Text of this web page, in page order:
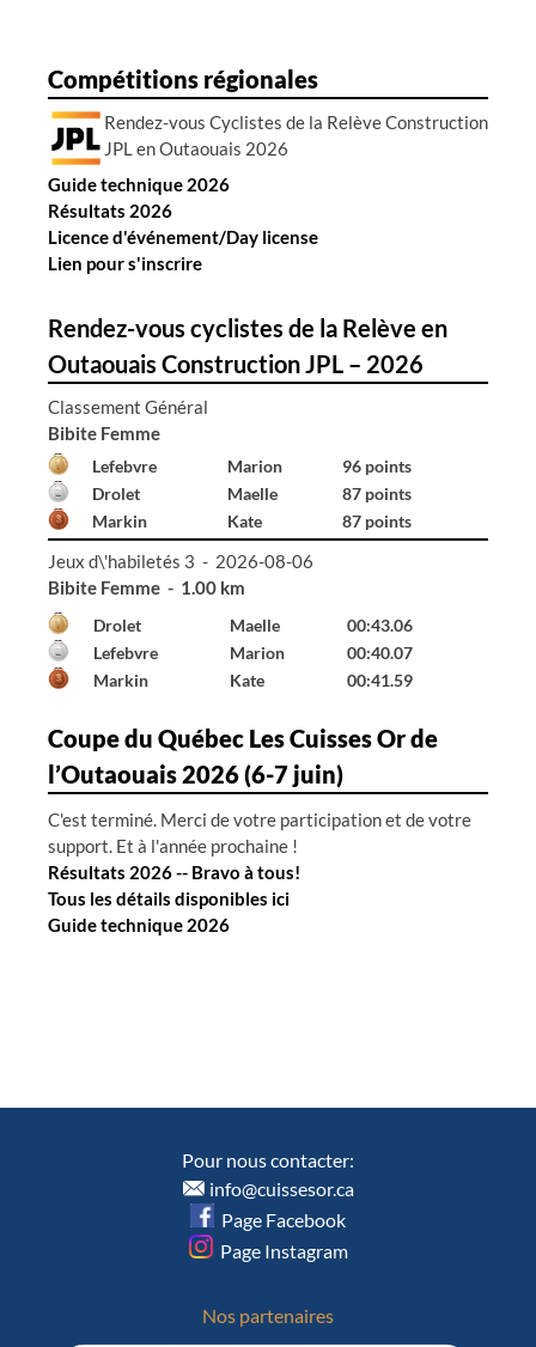
r
t
c
l
e
s
Compétitions régionales
Rendez-vous Cyclistes de la Relève Construction
JPL en Outaouais 2026
Guide technique 2026
Résultats 2026
Licence d'événement/Day license
Lien pour s'inscrire
Rendez-vous cyclistes de la Relève en
Outaouais Construction JPL – 2026
Classement Général
Bibite Homme
Declerck Émile
99 points
Hall
Gabriel
96 points
Renaud
Émile 52 points
Jeux d\'habiletés 3 - 2026-08-06
Bibite Femme - 1.00 km
Drolet Maelle
00:43.06
Lefebvre
Marion
00:40.07
Markin
Kate 00:41.59
Coupe du Québec Les Cuisses Or de
l’Outaouais 2026 (6-7 juin)
C'est terminé. Merci de votre participation et de votre
support. Et à l'année prochaine !
Résultats 2026 -- Bravo à tous!
Tous les détails disponibles ici
Guide technique 2026
Nos partenaires
Pour nous contacter:
info@cuissesor.ca
Page Facebook
Page Instagram